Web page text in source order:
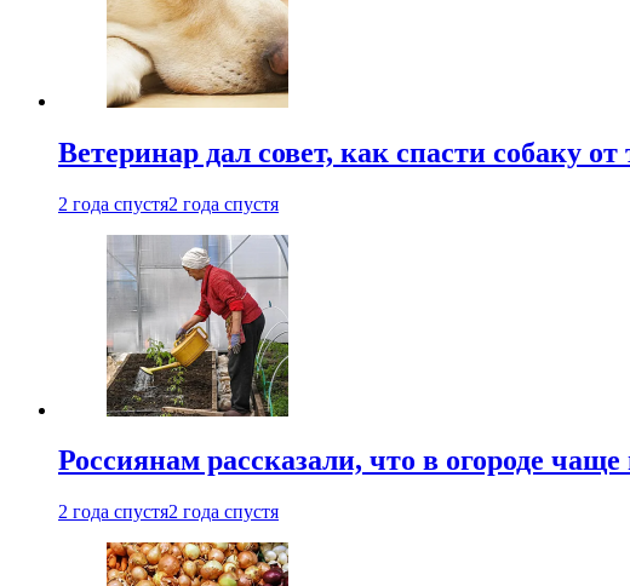
Ветеринар дал совет, как спасти собаку от
2 года спустя2 года спустя
Россиянам рассказали, что в огороде
2 года спустя2 года спустя